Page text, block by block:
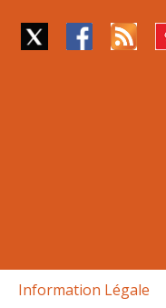
Information Légale